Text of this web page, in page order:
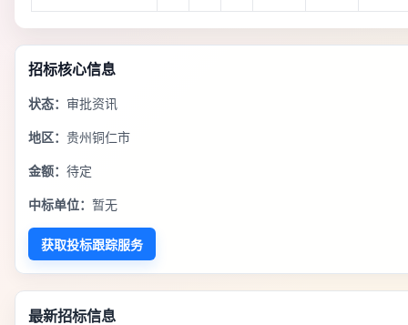
招标核心信息
状态： 审批资讯
地区： 贵州铜仁市
金额： 待定
中标单位： 暂无
获取投标跟踪服务
最新招标信息